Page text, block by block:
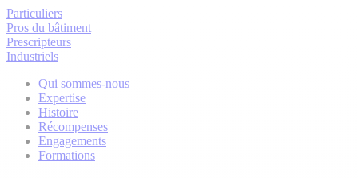
Particuliers
Pros du bâtiment
Prescripteurs
Industriels
Qui sommes-nous
Expertise
Histoire
Récompenses
Engagements
Formations